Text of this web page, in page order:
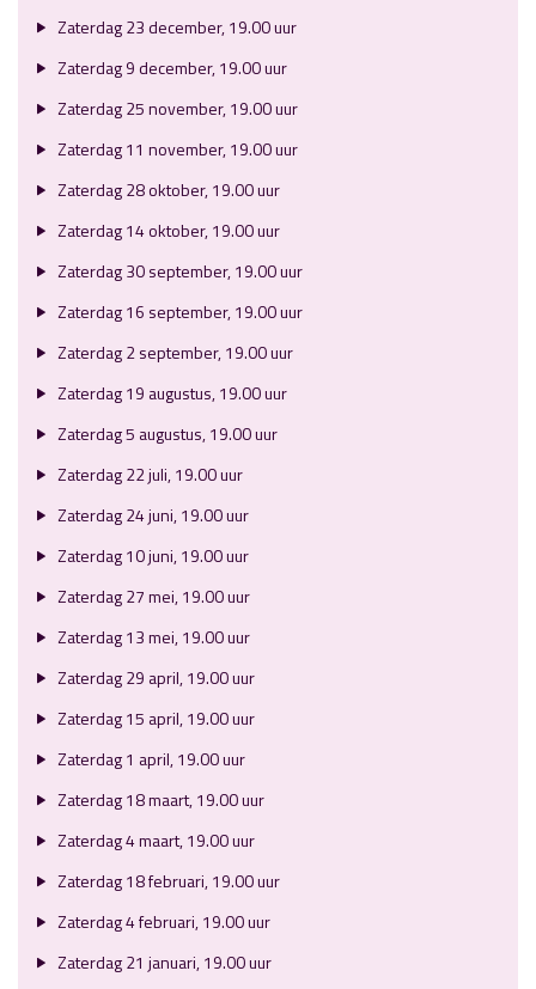
Zaterdag 23 december, 19.00 uur
Zaterdag 9 december, 19.00 uur
Zaterdag 25 november, 19.00 uur
Zaterdag 11 november, 19.00 uur
Zaterdag 28 oktober, 19.00 uur
Zaterdag 14 oktober, 19.00 uur
Zaterdag 30 september, 19.00 uur
Zaterdag 16 september, 19.00 uur
Zaterdag 2 september, 19.00 uur
Zaterdag 19 augustus, 19.00 uur
Zaterdag 5 augustus, 19.00 uur
Zaterdag 22 juli, 19.00 uur
Zaterdag 24 juni, 19.00 uur
Zaterdag 10 juni, 19.00 uur
Zaterdag 27 mei, 19.00 uur
Zaterdag 13 mei, 19.00 uur
Zaterdag 29 april, 19.00 uur
Zaterdag 15 april, 19.00 uur
Zaterdag 1 april, 19.00 uur
Zaterdag 18 maart, 19.00 uur
Zaterdag 4 maart, 19.00 uur
Zaterdag 18 februari, 19.00 uur
Zaterdag 4 februari, 19.00 uur
Zaterdag 21 januari, 19.00 uur